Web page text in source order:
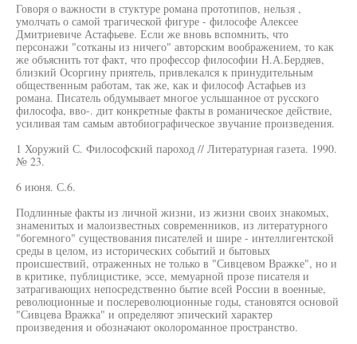
Говоря о важности в стуктуре романа прототипов, нельзя ,
умолчать о самой трагической фигуре - философе Алексее
Дмитриевиче Астафьеве. Если же вновь вспомнить, что
персонажи "сотканы из ничего" авторским воображением, то как
же объяснить тот факт, что профессор философии Н.А.Бердяев,
близкий Осоргину приятель, привлекался к принудительным
общественным работам, так же, как и философ Астафьев из
романа. Писатель обдумывает многое услышанное от русского
философа, вво-. дит конкретные факты в романическое действие,
усиливая там самым автобиографическое звучание произведения.
1 Хоружий С. Философский пароход // Литературная газета. 1990.
№ 23.
6 июня. С.6.
Подлинные факты из личной жизни, из жизни своих знакомых,
знаменитых и малоизвестных современников, из литературного
"богемного" существования писателей и шире - интеллигентской
среды в целом, из исторических событий и бытовых
происшествий, отраженных не только в "Сивцевом Вражке", но и
в критике, публицистике, эссе, мемуарной прозе писателя и
затрагивающих непосредственно бытие всей России в военные,
революционные и послереволюционные годы, становятся основой
"Сивцева Вражка" и определяют эпический характер
произведения и обозначают околороманное пространство.